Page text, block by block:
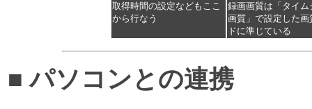
取得時間の設定などもここ
から行なう
録画画質は「タイム
画質」で設定した画
ドに準じている
■ パソコンとの連携